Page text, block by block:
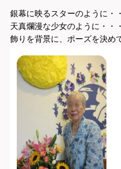
銀幕に映るスターのように・
天真爛漫な少女のように・・・
飾りを背景に、ポーズを決め